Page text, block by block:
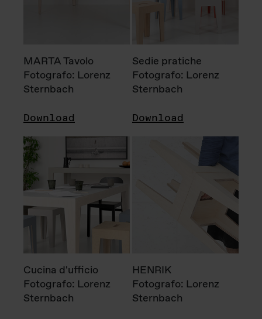
MARTA Tavolo
Fotografo: Lorenz
Sternbach
Download
Sedie pratiche
Fotografo: Lorenz
Sternbach
Download
Cucina d'ufficio
Fotografo: Lorenz
Sternbach
HENRIK
Fotografo: Lorenz
Sternbach